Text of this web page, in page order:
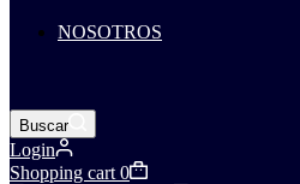
NOSOTROS
Buscar
Login
Shopping cart 0